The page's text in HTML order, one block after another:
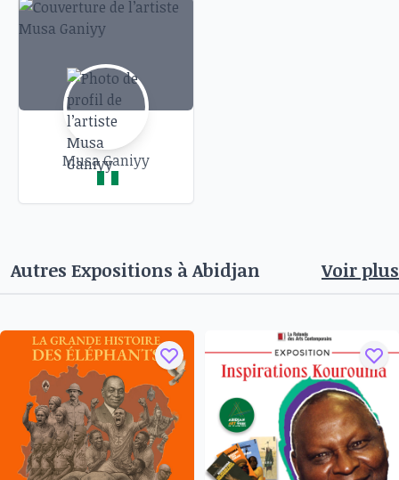
Musa Ganiyy
Autres Expositions àAbidjan Voir plus